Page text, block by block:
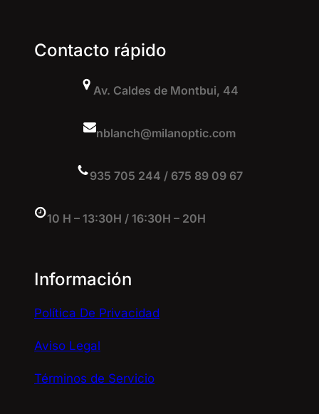
Contacto rápido
Av. Caldes de Montbui, 44
nblanch@milanoptic.com
935 705 244 / 675 89 09 67
10 H – 13:30H / 16:30H – 20H
Información
Política De Privacidad
Aviso Legal
Términos de Servicio